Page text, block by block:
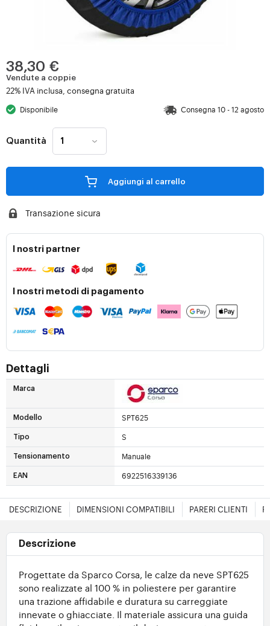
38,30 €
Vendute a coppie
22% IVA inclusa, consegna gratuita
Disponibile Consegna 10 - 12 agosto
Quantità
Aggiungi al carrello
Transazione sicura
I nostri partner
I nostri metodi di pagamento
Dettagli
Marca
Modello SPT625
Tipo S
Tensionamento Manuale
EAN 6922516339136
DESCRIZIONE DIMENSIONI COMPATIBILI PARERI CLIENTI
Descrizione
Progettate da Sparco Corsa, le calze da neve SPT625
sono realizzate al 100 % in poliestere per garantire
una trazione affidabile e duratura su carreggiate
innevate o ghiacciate. Il materiale assicura una guida